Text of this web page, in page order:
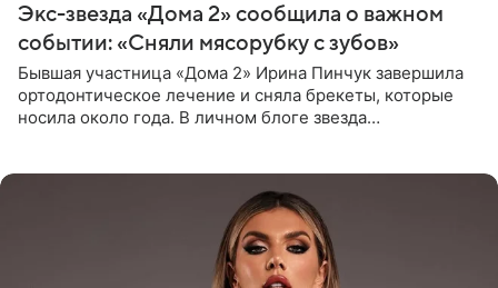
Экс-звезда «Дома 2» сообщила о важном
событии: «Сняли мясорубку с зубов»
Бывшая участница «Дома 2» Ирина Пинчук завершила
ортодонтическое лечение и сняла брекеты, которые
носила около года. В личном блоге звезда